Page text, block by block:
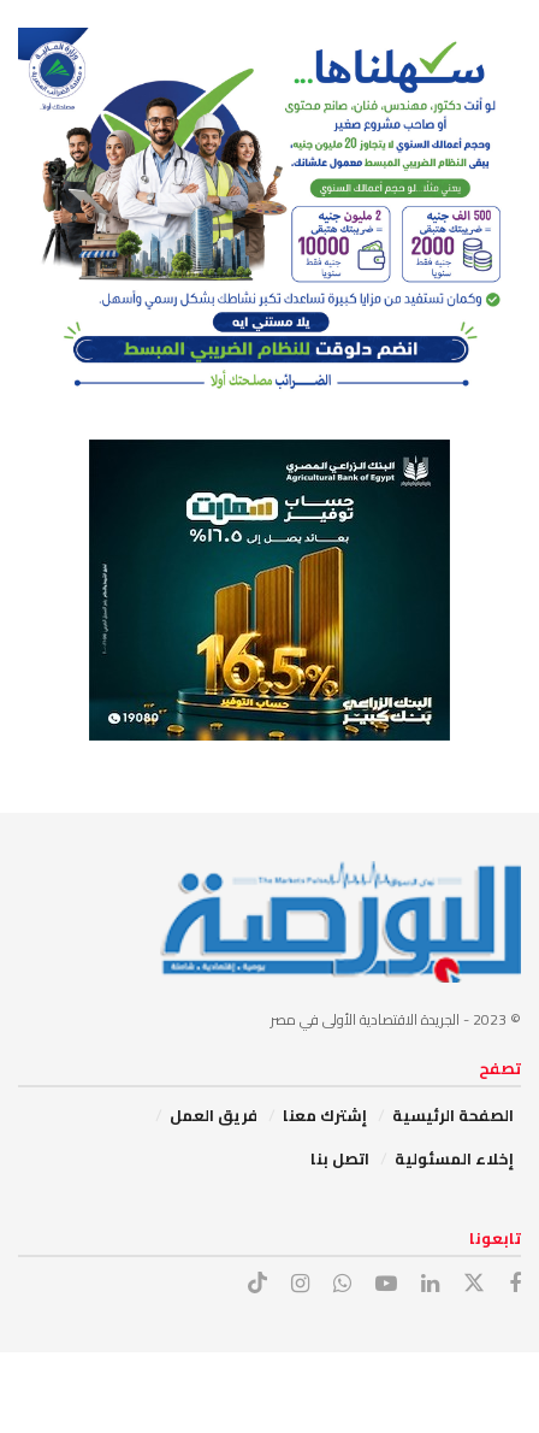
© 2023 - الجريدة الاقتصادية الأولى في مصر
تصفح
الصفحة الرئيسية
إشترك معنا
فريق العمل
إخلاء المسئولية
اتصل بنا
تابعونا